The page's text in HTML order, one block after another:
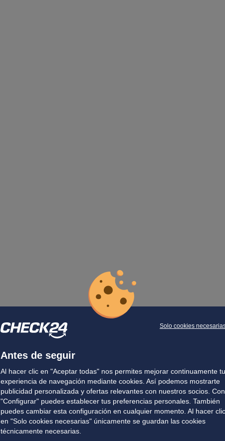
Solo cookies
Antes de seguir
Al hacer clic en "Aceptar todas" nos permites mejorar continuamente tu
experiencia de navegación mediante cookies. Así podemos mostrarte
publicidad personalizada y ofertas relevantes con nuestros socios. Con
"Configurar" puedes establecer tus preferencias personales. También
puedes cambiar esta configuración en cualquier momento. Al hacer clic
en "Solo cookies necesarias" únicamente se guardan las cookies
técnicamente necesarias.